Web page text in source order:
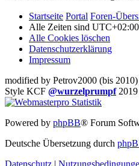
Startseite Portal Foren-
Alle Zeiten sind UTC+02:00
Alle Cookies löschen
Datenschutzerklärung
Impressum
modified by Petrov2000 (bis 2010)
Style KCF @wurzelprumpf2019
Powered by phpBB® Forum
Deutsche Übersetzung durch
Datenschutz |